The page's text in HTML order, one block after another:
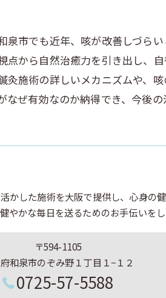
市でも近年、咳が改善しづら
から自然治癒力を引き出し、
施術の詳しいメカニズムや、
ぜ有効なのか納得でき、今後
かした施術を大阪で提供し、心身の
やかな毎日を送るためのお手伝いをし
〒594-1105
和泉市のぞみ野１丁目１−１２
0725-57-5588